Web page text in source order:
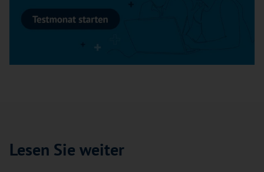
Lesen Sie weiter